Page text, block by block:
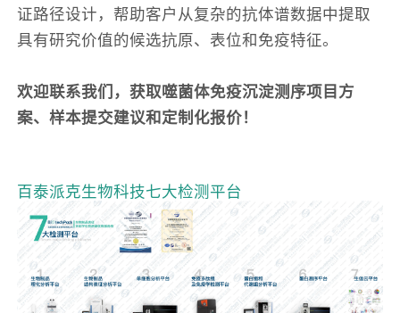
证路径设计，帮助客户从复杂的抗体谱数据中提取
具有研究价值的候选抗原、表位和免疫特征。
欢迎联系我们，获取噬菌体免疫沉淀测序项目方
案、样本提交建议和定制化报价！
百泰派克生物科技七大检测平台